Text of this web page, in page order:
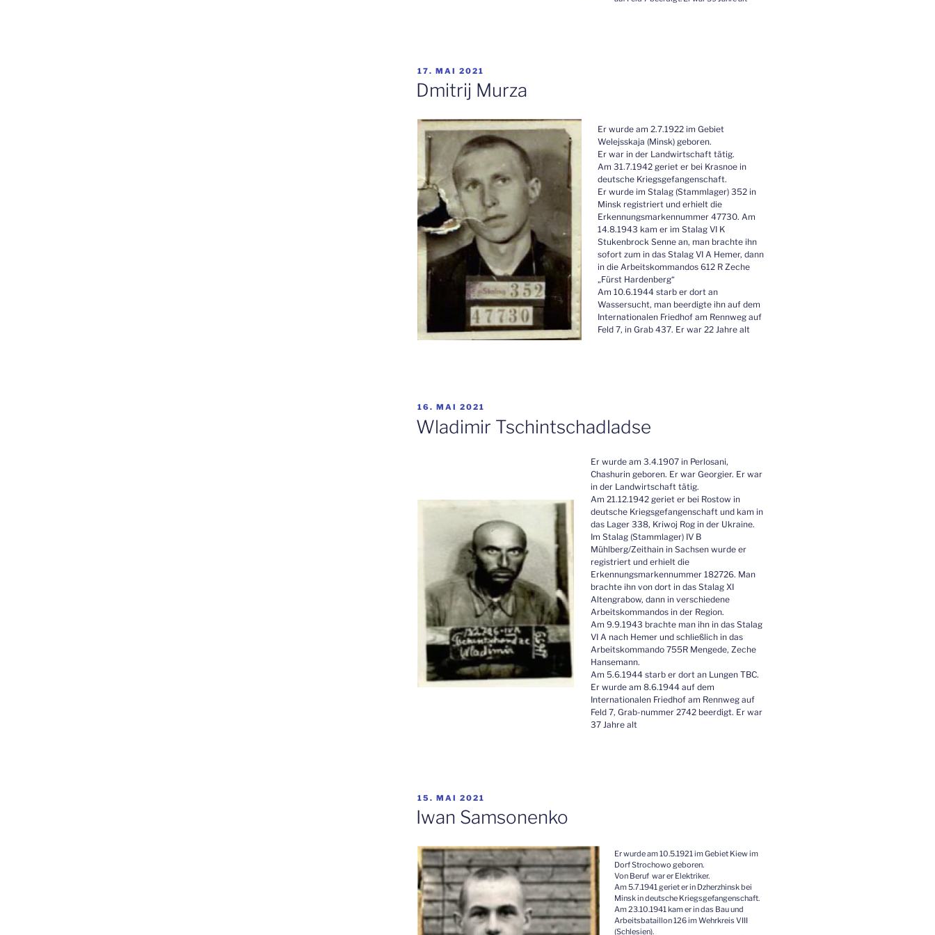
VERÖFFENTLICHT
AM
17. MAI 2021
Dmitrij Murza
Er wurde am 2.7.1922 im Gebiet
Welejsskaja (Minsk) geboren.
Er war in der Landwirtschaft tätig.
Am 31.7.1942 geriet er bei Krasnoe in
deutsche Kriegsgefangenschaft.
Er wurde im Stalag (Stammlager) 352 in
Minsk registriert und erhielt die
Erkennungsmarkennummer 47730. Am
14.8.1943 kam er im Stalag VI K
Stukenbrock Senne an, man brachte ihn
sofort zum in das Stalag VI A Hemer, dann
in die Arbeitskommandos 612 R Zeche
„Fürst Hardenberg“
Am 10.6.1944 starb er dort an
Wassersucht, man beerdigte ihn auf dem
Internationalen Friedhof am Rennweg auf
Feld 7, in Grab 437. Er war 22 Jahre alt
VERÖFFENTLICHT
AM
16. MAI 2021
Wladimir Tschintschadladse
Er wurde am 3.4.1907 in Perlosani,
Chashurin geboren. Er war Georgier. Er war
in der Landwirtschaft tätig.
Am 21.12.1942 geriet er bei Rostow in
deutsche Kriegsgefangenschaft und kam in
das Lager 338, Kriwoj Rog in der Ukraine.
Im Stalag (Stammlager) IV B
Mühlberg/Zeithain in Sachsen wurde er
registriert und erhielt die
Erkennungsmarkennummer 182726. Man
brachte ihn von dort in das Stalag XI
Altengrabow, dann in verschiedene
Arbeitskommandos in der Region.
Am 9.9.1943 brachte man ihn in das Stalag
VI A nach Hemer und schließlich in das
Arbeitskommando 755R Mengede, Zeche
Hansemann.
Am 5.6.1944 starb er dort an Lungen TBC.
Er wurde am 8.6.1944 auf dem
Internationalen Friedhof am Rennweg auf
Feld 7, Grab-nummer 2742 beerdigt. Er war
37 Jahre alt
VERÖFFENTLICHT
AM
15. MAI 2021
Iwan Samsonenko
Er wurde am 10.5.1921 im Gebiet Kiew im
Dorf Strochowo geboren.
Von Beruf war er Elektriker.
Am 5.7.1941 geriet er in Dzherzhinsk bei
Minsk in deutsche Kriegsgefangenschaft.
Am 23.10.1941 kam er in das Bau und
Arbeitsbataillon 126 im Wehrkreis VIII
(Schlesien).